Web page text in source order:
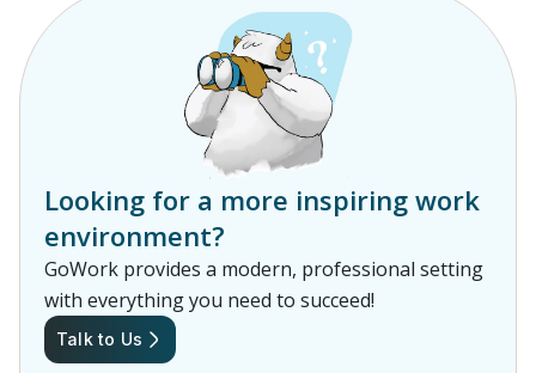
Looking for a more inspiring work
environment?
GoWork provides a modern, professional setting
with everything you need to succeed!
Talk to Us